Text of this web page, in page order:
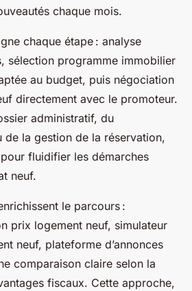
chaque mois.
chaque étape : analyse
sélection programme immobilier
au budget, puis négociation
directement avec le promoteur.
administratif, du
de la gestion de la réservation,
fluidifier les démarches
neuf.
le parcours :
prix logement neuf, simulateur
neuf, plateforme d’annonces
comparaison claire selon la
fiscaux. Cette approche,